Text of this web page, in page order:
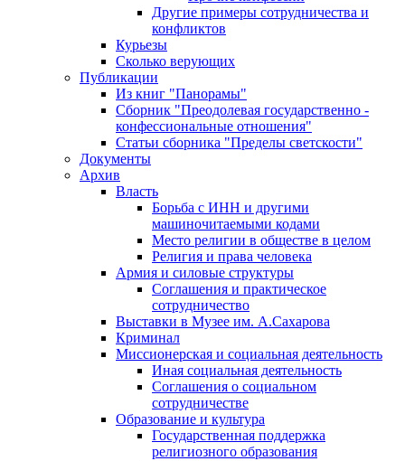
Другие примеры сотрудничества и
конфликтов
Курьезы
Сколько верующих
Публикации
Из книг "Панорамы"
Сборник "Преодолевая государственно -
конфессиональные отношения"
Статьи сборника "Пределы светскости"
Документы
Архив
Власть
Борьба с ИНН и другими
машиночитаемыми кодами
Место религии в обществе в целом
Религия и права человека
Армия и силовые структуры
Соглашения и практическое
сотрудничество
Выставки в Музее им. А.Сахарова
Криминал
Миссионерская и социальная деятельность
Иная социальная деятельность
Соглашения о социальном
сотрудничестве
Образование и культура
Государственная поддержка
религиозного образования